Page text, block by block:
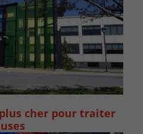
cher pour traiter